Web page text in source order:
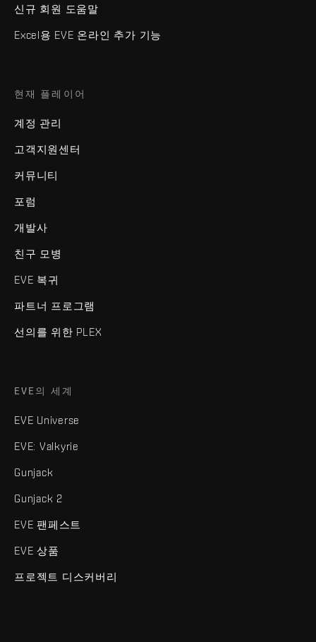
신규 회원 도움말
Excel용 EVE 온라인 추가 기능
현재 플레이어
계정 관리
고객지원센터
커뮤니티
포럼
개발사
친구 모병
EVE 복귀
파트너 프로그램
선의를 위한 PLEX
EVE의 세계
EVE Universe
EVE: Valkyrie
Gunjack
Gunjack 2
EVE 팬페스트
EVE 상품
프로젝트 디스커버리